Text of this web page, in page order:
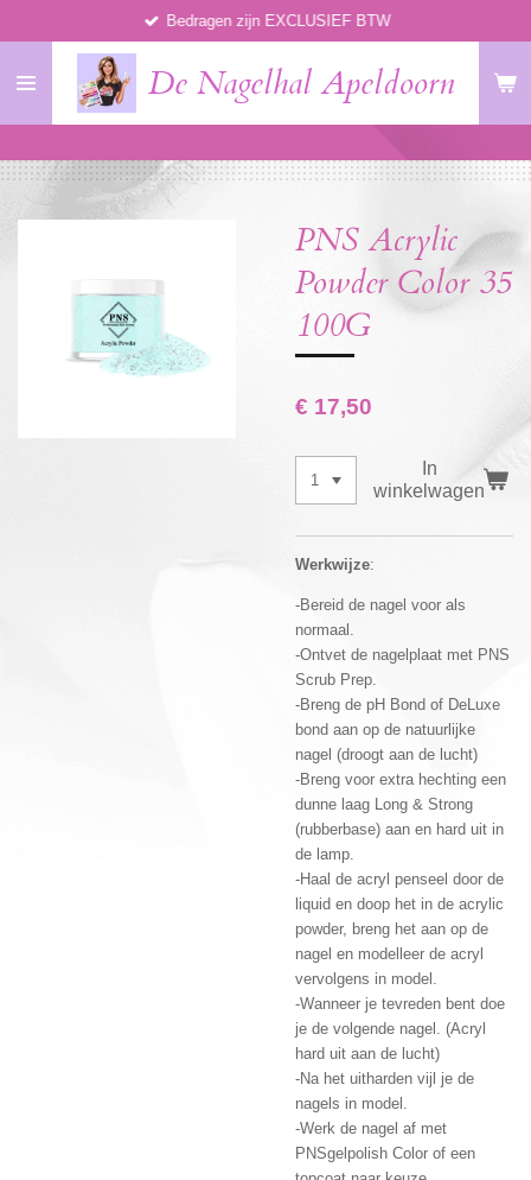
naar
hoofdinhoud
De Nagelhal Apeldoorn
Bedragen zijn EXCLUSIEF BTW
PNS Acrylic
Powder Color 35
100G
€ 17,50
In
winkelwagen
Werkwijze:
-Bereid de nagel voor als
normaal.
-Ontvet de nagelplaat met PNS
Scrub Prep.
-Breng de pH Bond of DeLuxe
bond aan op de natuurlijke
nagel (droogt aan de lucht)
-Breng voor extra hechting een
dunne laag Long & Strong
(rubberbase) aan en hard uit in
de lamp.
-Haal de acryl penseel door de
liquid en doop het in de acrylic
powder, breng het aan op de
nagel en modelleer de acryl
vervolgens in model.
-Wanneer je tevreden bent doe
je de volgende nagel. (Acryl
hard uit aan de lucht)
-Na het uitharden vijl je de
nagels in model.
-Werk de nagel af met
PNSgelpolish Color of een